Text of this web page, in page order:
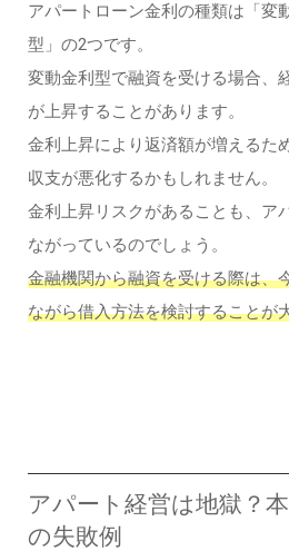
アパートローン金利の種類は「変
型」の2つです。
変動金利型で融資を受ける場合、
が上昇することがあります。
金利上昇により返済額が増えるた
収支が悪化するかもしれません。
金利上昇リスクがあることも、ア
ながっているのでしょう。
金融機関から融資を受ける際は、
ながら借入方法を検討することが
アパート経営は地獄？
の失敗例